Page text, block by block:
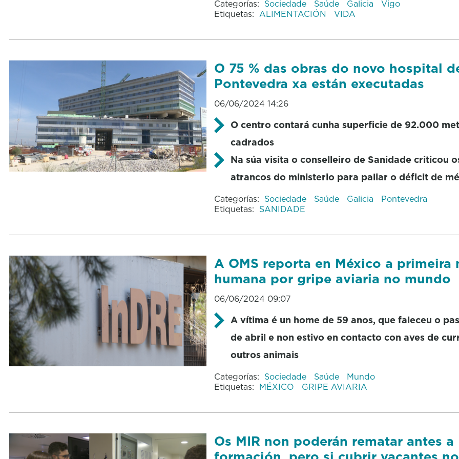
Categorías: Sociedade Saúde Galicia
Vigo
Etiquetas: ALIMENTACIÓN VIDA
O 75 % das obras do novo hospital
Pontevedra xa están executadas
06/06/2024 14:26
O centro contará cunha superficie de 92.000
cadrados
Na súa visita o conselleiro de Sanidade criticou
atrancos do ministerio para paliar o déficit de
Categorías: Sociedade Saúde Galicia
Pontevedra
Etiquetas: SANIDADE
A OMS reporta en México a primeira
humana por gripe aviaria no mundo
06/06/2024 09:07
A vítima é un home de 59 anos, que faleceu o
de abril e non estivo en contacto con aves de
outros animais
Categorías: Sociedade Saúde
Mundo
Etiquetas: MÉXICO GRIPE AVIARIA
Os MIR non poderán rematar antes a